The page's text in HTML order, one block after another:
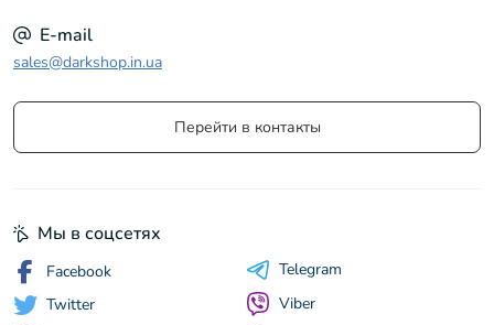
E-mail
sales@darkshop.in.ua
Перейти в контакты
Мы в соцсетях
Facebook
Twitter
Telegram
Viber